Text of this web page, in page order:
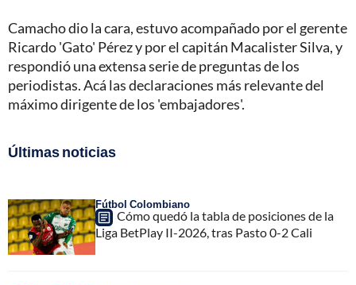
Camacho dio la cara, estuvo acompañado por el gerente
Ricardo 'Gato' Pérez y por el capitán Macalister Silva, y
respondió una extensa serie de preguntas de los
periodistas. Acá las declaraciones más relevante del
máximo dirigente de los 'embajadores'.
Últimas noticias
Fútbol Colombiano
Cómo quedó la tabla de posiciones de la
Liga BetPlay II-2026, tras Pasto 0-2 Cali